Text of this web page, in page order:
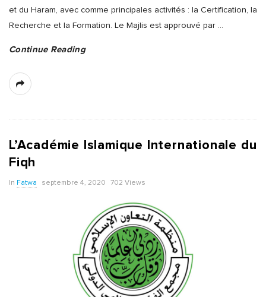
et du Haram, avec comme principales activités : la Certification, la
Recherche et la Formation. Le Majlis est approuvé par …
Continue Reading
L’Académie Islamique Internationale du
Fiqh
In Fatwa septembre 4, 2020 702 Views